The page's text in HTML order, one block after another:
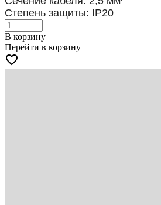
Степень защиты: IP20
В корзину
Перейти в корзину
favorite_border